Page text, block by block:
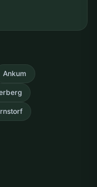
Ankum